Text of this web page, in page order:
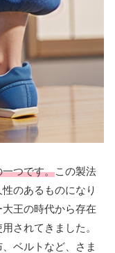
つです。この製法
のあるものになり
王の時代から存在
されてきました。
ベルトなど、さま